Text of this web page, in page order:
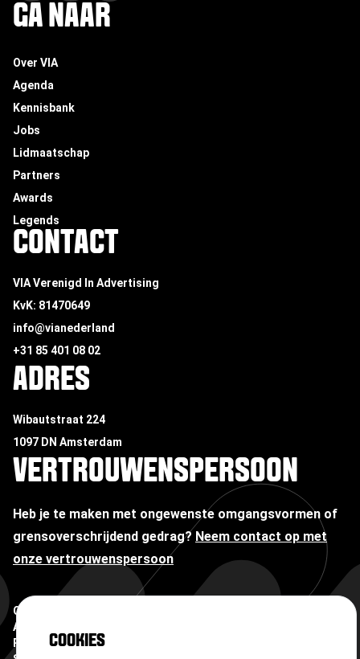
COOKIES
GA NAAR
Over VIA
Agenda
Kennisbank
Jobs
Lidmaatschap
Partners
Awards
Legends
CONTACT
VIA Verenigd In Advertising
KvK: 81470649
info@vianederland
+31 85 401 08 02
ADRES
Wibautstraat 224
1097 DN Amsterdam
VERTROUWENSPERSOON
Heb je te maken met ongewenste omgangsvormen of
grensoverschrijdend gedrag? Neem contact op met
onze vertrouwenspersoon
Copyright ©
Algemene voorwaarden
Privacyverklaring